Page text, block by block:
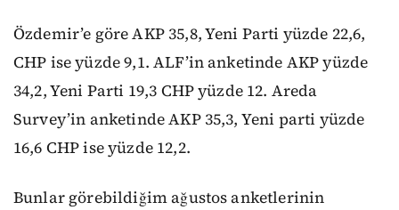
Özdemir’e göre AKP 35,8, Yeni Parti yüzde 22,6,
CHP ise yüzde 9,1. ALF’in anketinde AKP yüzde
34,2, Yeni Parti 19,3 CHP yüzde 12. Areda
Survey’in anketinde AKP 35,3, Yeni parti yüzde
16,6 CHP ise yüzde 12,2.
Bunlar görebildiğim ağustos anketlerinin